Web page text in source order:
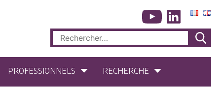
Rechercher :
PROFESSIONNELS RECHERCHE